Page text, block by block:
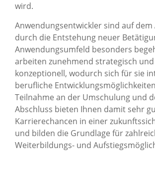
wird.
Anwendungsentwickler sind auf
durch die Entstehung neuer
Anwendungsumfeld besonders
arbeiten zunehmend strategisch und
konzeptionell, wodurch sich für sie
berufliche
Teilnahme an der Umschulung und
Abschluss bieten Ihnen damit sehr
Karrierechancen in einer
und bilden die Grundlage für
Weiterbildungs- und